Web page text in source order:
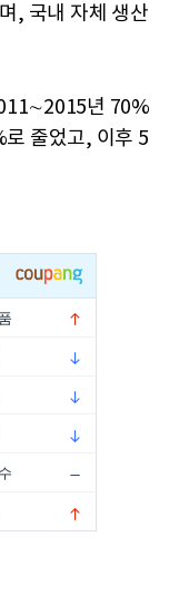
, 국내 자체 생산
년 70%
줄었고, 이후 5